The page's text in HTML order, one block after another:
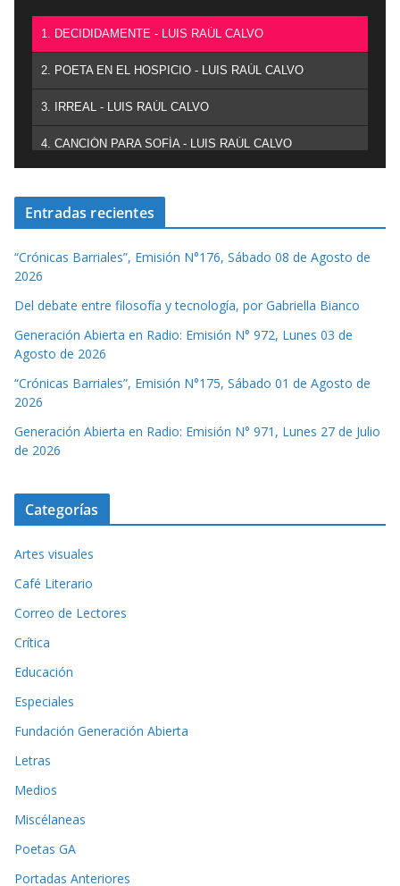
1. DECIDIDAMENTE - LUIS RAÚL CALVO
2. POETA EN EL HOSPICIO - LUIS RAÚL CALVO
3. IRREAL - LUIS RAÚL CALVO
4. CANCIÓN PARA SOFÍA - LUIS RAÚL CALVO
Entradas recientes
“Crónicas Barriales”, Emisión N°176, Sábado 08 de Agosto de
2026
Del debate entre filosofía y tecnología, por Gabriella Bianco
Generación Abierta en Radio: Emisión N° 972, Lunes 03 de
Agosto de 2026
“Crónicas Barriales”, Emisión N°175, Sábado 01 de Agosto de
2026
Generación Abierta en Radio: Emisión N° 971, Lunes 27 de Julio
de 2026
Categorías
Artes visuales
Café Literario
Correo de Lectores
Crítica
Educación
Especiales
Fundación Generación Abierta
Letras
Medios
Miscélaneas
Poetas GA
Portadas Anteriores